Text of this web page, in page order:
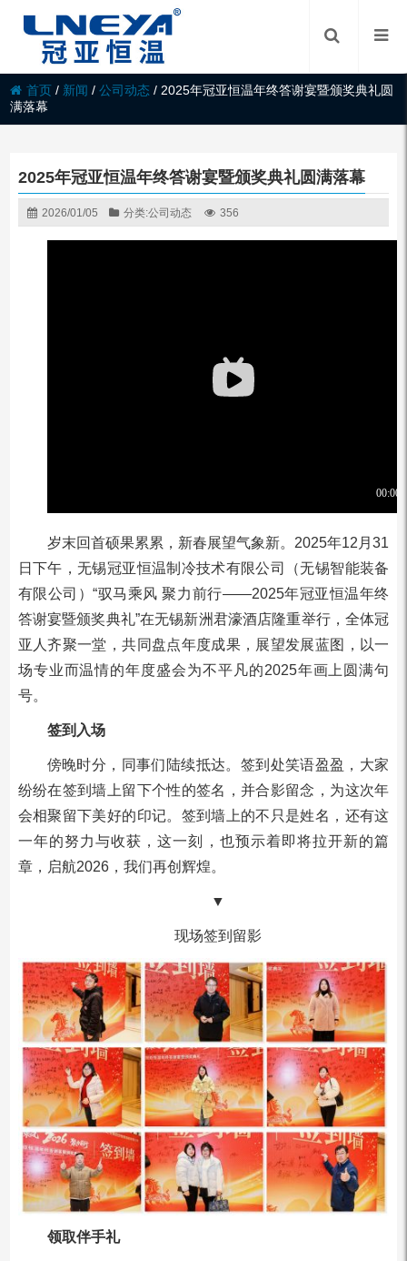
首页 / 新闻 /公司动态 / 2025年冠亚恒温年终答谢宴暨颁奖典礼圆
满落幕
2025年冠亚恒温年终答谢宴暨颁奖典礼圆满落幕
2026/01/05 分类:公司动态 356
岁末回首硕果累累，新春展望气象新。2025年12月31
日下午，无锡冠亚恒温制冷技术有限公司（无锡智能装备
有限公司）“驭马乘风 聚力前行——2025年冠亚恒温年终
答谢宴暨颁奖典礼”在无锡新洲君濠酒店隆重举行，全体冠
亚人齐聚一堂，共同盘点年度成果，展望发展蓝图，以一
场专业而温情的年度盛会为不平凡的2025年画上圆满句
号。
签到入场
傍晚时分，同事们陆续抵达。签到处笑语盈盈，大家
纷纷在签到墙上留下个性的签名，并合影留念，为这次年
会相聚留下美好的印记。签到墙上的不只是姓名，还有这
一年的努力与收获，这一刻，也预示着即将拉开新的篇
章，启航2026，我们再创辉煌。
▼
现场签到留影
领取伴手礼